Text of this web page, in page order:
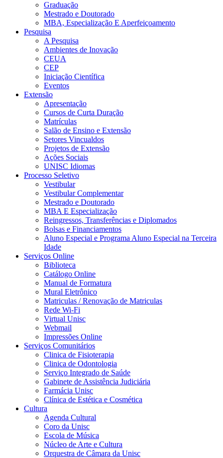
Graduação
Mestrado e Doutorado
MBA, Especialização E Aperfeiçoamento
Pesquisa
A Pesquisa
Ambientes de Inovação
CEUA
CEP
Iniciação Científica
Eventos
Extensão
Apresentação
Cursos de Curta Duração
Matrículas
Salão de Ensino e Extensão
Setores Vincualdos
Projetos de Extensão
Ações Sociais
UNISC Idiomas
Processo Seletivo
Vestibular
Vestibular Complementar
Mestrado e Doutorado
MBA E Especialização
Reingressos, Transferências e Diplomados
Bolsas e Financiamentos
Aluno Especial e Programa Aluno Especial na Terceira
Idade
Serviços Online
Biblioteca
Catálogo Online
Manual de Formatura
Mural Eletrônico
Matriculas / Renovação de Matriculas
Rede Wi-Fi
Virtual Unisc
Webmail
Impressões Online
Serviços Comunitários
Clinica de Fisioterapia
Clinica de Odontologia
Serviço Integrado de Saúde
Gabinete de Assistência Judiciária
Farmácia Unisc
Clínica de Estética e Cosmética
Cultura
Agenda Cultural
Coro da Unisc
Escola de Música
Núcleo de Arte e Cultura
Orquestra de Câmara da Unisc